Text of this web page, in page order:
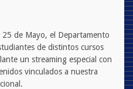
de Mayo, el Departamento
de distintos cursos
un streaming especial con
vinculados a nuestra